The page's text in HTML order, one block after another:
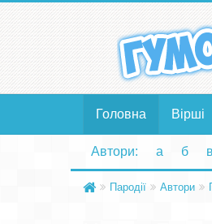
Головна Вірші
Автори: а б в
Пародії Автори